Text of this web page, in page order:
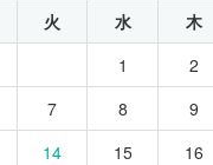
火 水 木
1
2
7 8 9
14 15 16